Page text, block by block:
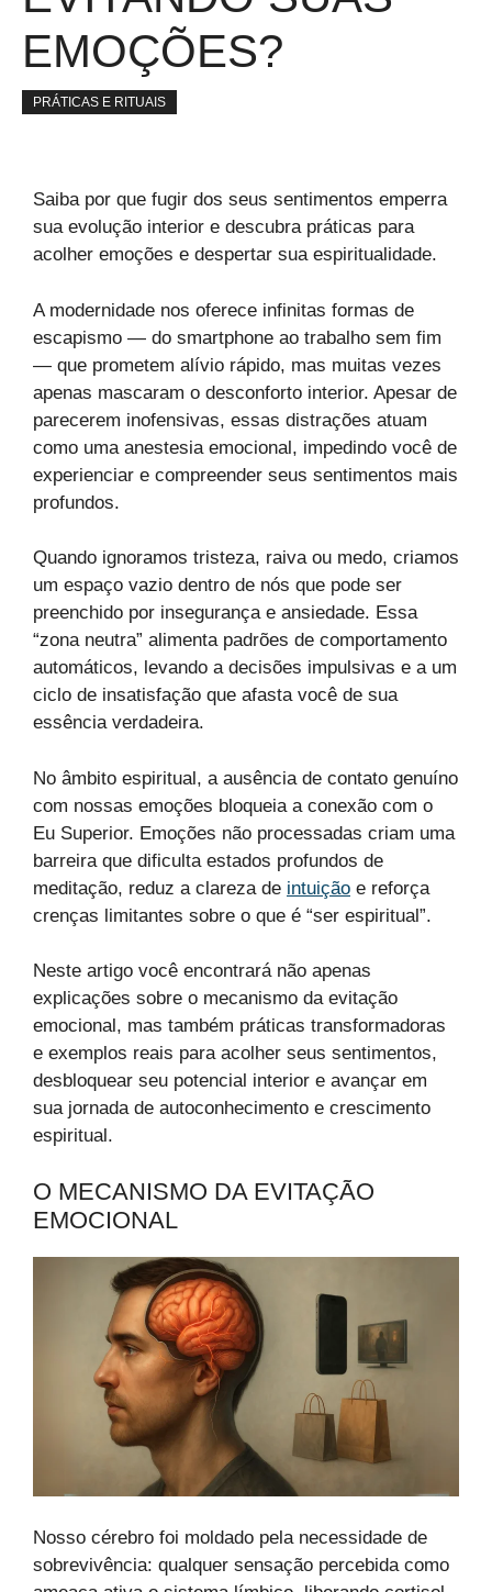
EMOÇÕES?
PRÁTICAS E RITUAIS
Saiba por que fugir dos seus sentimentos emperra
sua evolução interior e descubra práticas para
acolher emoções e despertar sua espiritualidade.
A modernidade nos oferece infinitas formas de
escapismo — do smartphone ao trabalho sem fim
— que prometem alívio rápido, mas muitas vezes
apenas mascaram o desconforto interior. Apesar de
parecerem inofensivas, essas distrações atuam
como uma anestesia emocional, impedindo você de
experienciar e compreender seus sentimentos mais
profundos.
Quando ignoramos tristeza, raiva ou medo, criamos
um espaço vazio dentro de nós que pode ser
preenchido por insegurança e ansiedade. Essa
“zona neutra” alimenta padrões de comportamento
automáticos, levando a decisões impulsivas e a um
ciclo de insatisfação que afasta você de sua
essência verdadeira.
No âmbito espiritual, a ausência de contato genuíno
com nossas emoções bloqueia a conexão com o
Eu Superior. Emoções não processadas criam uma
barreira que dificulta estados profundos de
meditação, reduz a clareza de intuição e reforça
crenças limitantes sobre o que é “ser espiritual”.
Neste artigo você encontrará não apenas
explicações sobre o mecanismo da evitação
emocional, mas também práticas transformadoras
e exemplos reais para acolher seus sentimentos,
desbloquear seu potencial interior e avançar em
sua jornada de autoconhecimento e crescimento
espiritual.
O MECANISMO DA EVITAÇÃO
EMOCIONAL
Nosso cérebro foi moldado pela necessidade de
sobrevivência: qualquer sensação percebida como